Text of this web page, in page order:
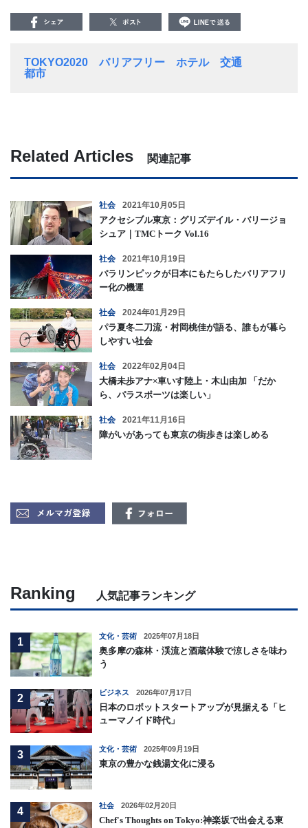
TOKYO2020 バリアフリー ホテル
交通
都市
Related Articles 関連記事
社会 2021年10月05日
アクセシブル東京：グリズデイル・バリージョ
シュア｜TMCトーク Vol.16
社会 2021年10月19日
パラリンピックが日本にもたらしたバリアフリ
ー化の機運
社会 2024年01月29日
パラ夏冬二刀流・村岡桃佳が語る、誰もが暮ら
しやすい社会
社会 2022年02月04日
大橋未歩アナ×車いす陸上・木山由加 「だか
ら、パラスポーツは楽しい」
社会 2021年11月16日
障がいがあっても東京の街歩きは楽しめる
Ranking 人気記事ランキング
1
文化・芸術 2025年07月18日
奥多摩の森林・渓流と酒蔵体験で涼しさを味わ
う
2
ビジネス 2026年07月17日
日本のロボットスタートアップが見据える「ヒ
ューマノイド時代」
3
文化・芸術 2025年09月19日
東京の豊かな銭湯文化に浸る
4
社会 2026年02月20日
Chef's Thoughts on Tokyo:神楽坂で出会える東